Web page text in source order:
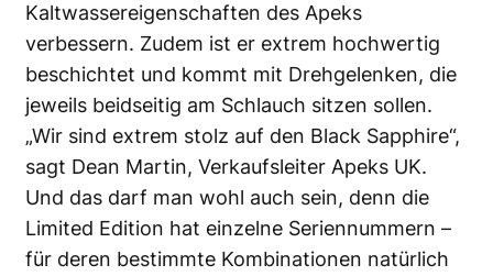
Kaltwassereigenschaften des Apeks
verbessern. Zudem ist er extrem hochwertig
beschichtet und kommt mit Drehgelenken, die
jeweils beidseitig am Schlauch sitzen sollen.
„Wir sind extrem stolz auf den Black Sapphire“,
sagt Dean Martin, Verkaufsleiter Apeks UK.
Und das darf man wohl auch sein, denn die
Limited Edition hat einzelne Seriennummern –
für deren bestimmte Kombinationen natürlich